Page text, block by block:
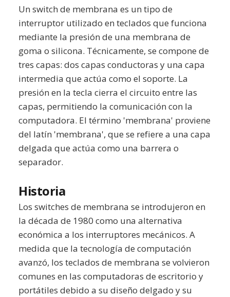
Un switch de membrana es un tipo de
interruptor utilizado en teclados que funciona
mediante la presión de una membrana de
goma o silicona. Técnicamente, se compone de
tres capas: dos capas conductoras y una capa
intermedia que actúa como el soporte. La
presión en la tecla cierra el circuito entre las
capas, permitiendo la comunicación con la
computadora. El término 'membrana' proviene
del latín 'membrana', que se refiere a una capa
delgada que actúa como una barrera o
separador.
Historia
Los switches de membrana se introdujeron en
la década de 1980 como una alternativa
económica a los interruptores mecánicos. A
medida que la tecnología de computación
avanzó, los teclados de membrana se volvieron
comunes en las computadoras de escritorio y
portátiles debido a su diseño delgado y su